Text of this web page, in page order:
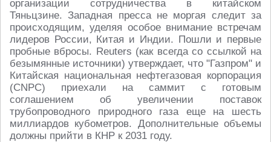
организации сотрудничества в китайском
Тяньцзине. Западная пресса не моргая следит за
происходящим, уделяя особое внимание встречам
лидеров России, Китая и Индии. Пошли и первые
пробные вбросы. Reuters (как всегда со ссылкой на
безымянные источники) утверждает, что "Газпром" и
Китайская национальная нефтегазовая корпорация
(CNPC) приехали на саммит с готовым
соглашением об увеличении поставок
трубопроводного природного газа еще на шесть
миллиардов кубометров. Дополнительные объемы
должны прийти в КНР к 2031 году.